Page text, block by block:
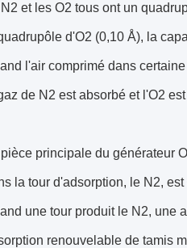
N2 et les O2 tous ont un
d'O2 (0,10 Å), la
l'air comprimé dans
de N2 est absorbé et l'O2
pièce principale du générateur
la tour d'adsorption, le N2,
une tour produit le N2, une
renouvelable de tamis